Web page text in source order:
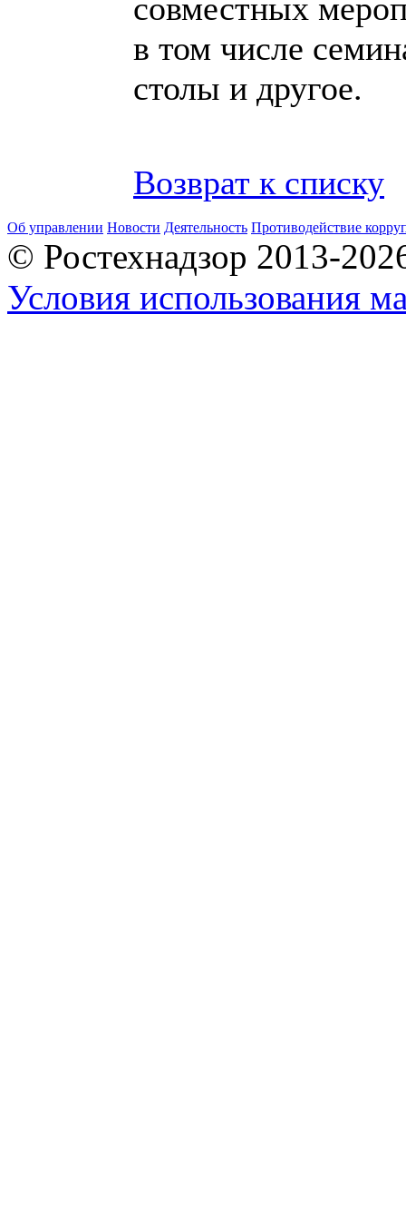
совместных
в том числе
столы и другое.
Возврат к списку
Об управлении Новости Деятельность Противодействие
© Ростехнадзор 2013-
Условия использования